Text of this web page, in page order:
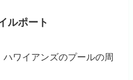
ルポート
ワイアンズのプールの周